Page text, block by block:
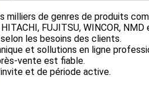
milliers de genres de produits
HITACHI, FUJITSU, WINCOR,
les besoins des clients.
et sollutions en ligne
vente est fiable.
et de période active.